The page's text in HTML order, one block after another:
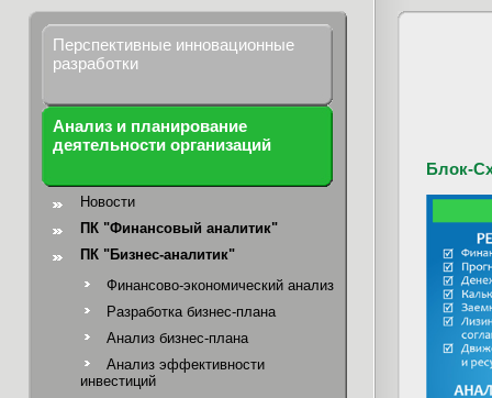
Перспективные инновационные
разработки
Анализ и планирование
деятельности организаций
Новости
ПК "Финансовый аналитик"
ПК "Бизнес-аналитик"
Финансово-экономический анализ
Разработка бизнес-плана
Анализ бизнес-плана
Анализ эффективности
инвестиций
Блок-